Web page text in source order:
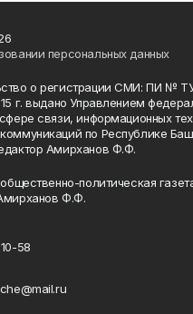
персональных данных
о регистрации СМИ: ПИ №
г. выдано Управлением
связи, информационных
по Республике
Амирханов Ф.Ф.
политическая
Ф.Ф.
58